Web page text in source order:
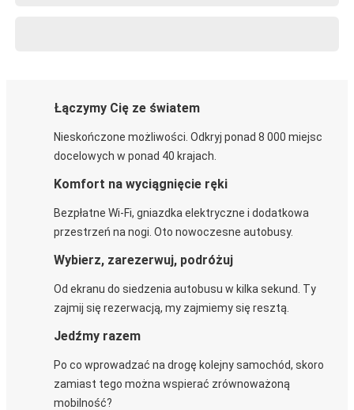
Łączymy Cię ze światem
Nieskończone możliwości. Odkryj ponad 8 000 miejsc
docelowych w ponad 40 krajach.
Komfort na wyciągnięcie ręki
Bezpłatne Wi-Fi, gniazdka elektryczne i dodatkowa
przestrzeń na nogi. Oto nowoczesne autobusy.
Wybierz, zarezerwuj, podróżuj
Od ekranu do siedzenia autobusu w kilka sekund. Ty
zajmij się rezerwacją, my zajmiemy się resztą.
Jedźmy razem
Po co wprowadzać na drogę kolejny samochód, skoro
zamiast tego można wspierać zrównoważoną
mobilność?